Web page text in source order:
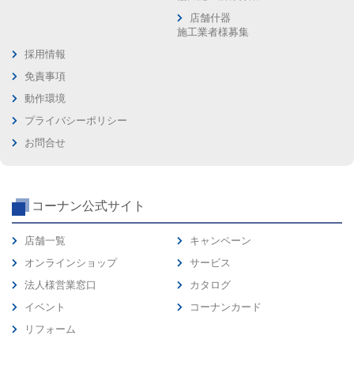
店舗什器
施工業者様募集
採用情報
免責事項
動作環境
プライバシーポリシー
お問合せ
コーナン公式サイト
店舗一覧
オンラインショップ
法人様営業窓口
イベント
リフォーム
キャンペーン
サービス
カタログ
コーナンカード